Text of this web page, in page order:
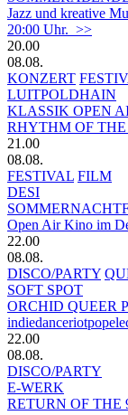
Jazz und kreative
20:00 Uhr. >>
20.00
08.08.
KONZERT
LUITPOLDHAIN
KLASSIK OPEN
RHYTHM OF
21.00
08.08.
FESTIVAL FILM
DESI
Open Air Kino im
22.00
08.08.
DISCO/PARTY
SOFT SPOT
ORCHID QUEER
22.00
08.08.
DISCO/PARTY
E-WERK
RETURN OF THE